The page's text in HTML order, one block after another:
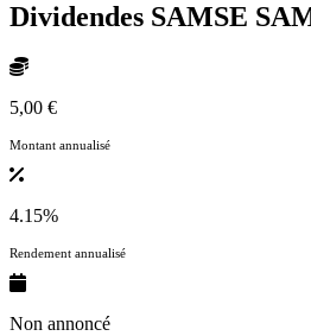
Dividendes SAMSE
5,00 €
Montant annualisé
4.15%
Rendement annualisé
Non annoncé